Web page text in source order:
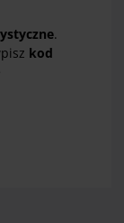
.
kod